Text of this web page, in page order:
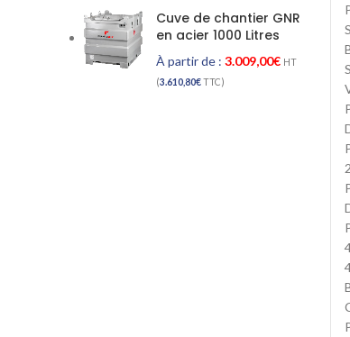
Cuve de chantier GNR
en acier 1000 Litres
À partir de : 3.009,00€ HT
(3.610,80€TTC)